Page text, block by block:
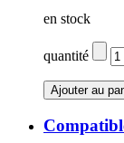
en stock
quantité